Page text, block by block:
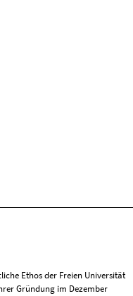
Ethos der Freien Universität
Gründung im Dezember